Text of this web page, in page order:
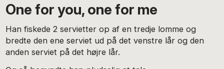
One for you, one for me
Han fiskede 2 servietter op af en tredje lomme og
bredte den ene serviet ud på det venstre lår og den
anden serviet på det højre lår.